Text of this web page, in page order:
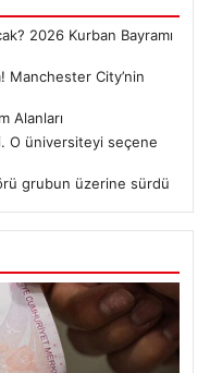
2026 Kurban Bayramı
Manchester City’nin
Alanları
O üniversiteyi seçene
grubun üzerine sürdü